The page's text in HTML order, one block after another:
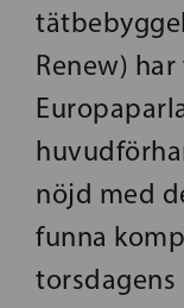
Renew)
nöjd med
funna